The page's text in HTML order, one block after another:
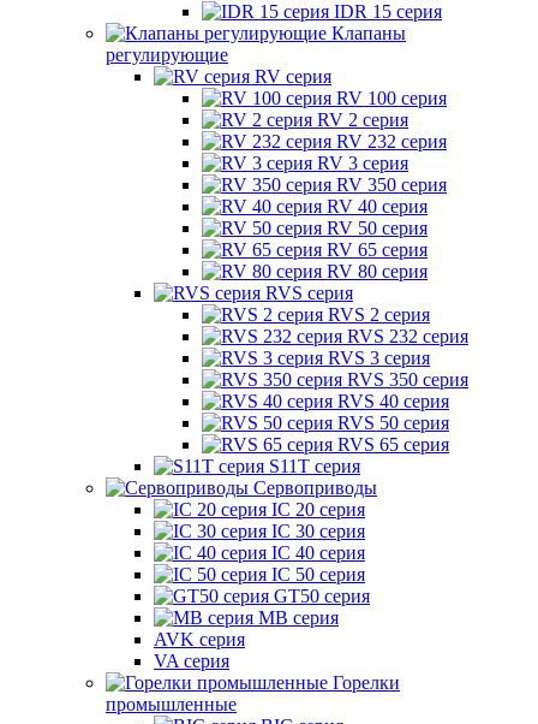
IDR 15 серия
Клапаны
регулирующие
RV серия
RV 100 серия
RV 2 серия
RV 232 серия
RV 3 серия
RV 350 серия
RV 40 серия
RV 50 серия
RV 65 серия
RV 80 серия
RVS серия
RVS 2 серия
RVS 232 серия
RVS 3 серия
RVS 350 серия
RVS 40 серия
RVS 50 серия
RVS 65 серия
S11T серия
Сервоприводы
IC 20 серия
IC 30 серия
IC 40 серия
IC 50 серия
GT50 серия
MB серия
AVK серия
VA серия
Горелки
промышленные